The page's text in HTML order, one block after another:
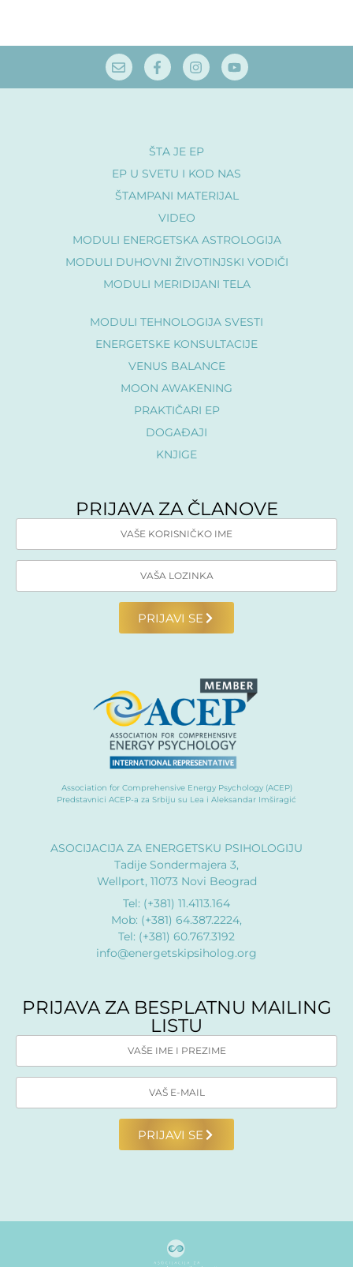
ŠTA JE EP
EP U SVETU I KOD NAS
ŠTAMPANI MATERIJAL
VIDEO
MODULI ENERGETSKA ASTROLOGIJA
MODULI DUHOVNI ŽIVOTINJSKI VODIČI
MODULI MERIDIJANI TELA
MODULI TEHNOLOGIJA SVESTI
ENERGETSKE KONSULTACIJE
VENUS BALANCE
MOON AWAKENING
PRAKTIČARI EP
DOGAÐAJI
KNJIGE
PRIJAVA ZA ČLANOVE
PRIJAVI SE
Association for Comprehensive Energy Psychology (ACEP)
Predstavnici ACEP-a za Srbiju su Lea i Aleksandar Imširagić
ASOCIJACIJA ZA ENERGETSKU PSIHOLOGIJU
Tadije Sondermajera 3,
Wellport, 11073 Novi Beograd
Tel: (+381) 11.4113.164
Mob: (+381) 64.387.2224,
Tel: (+381) 60.767.3192
info@energetskipsiholog.org
PRIJAVA ZA BESPLATNU MAILING
LISTU
PRIJAVI SE